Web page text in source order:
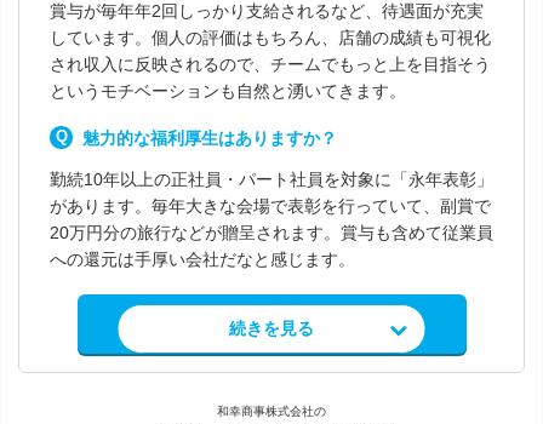
賞与が毎年年2回しっかり支給されるなど、待遇面が充実
しています。個人の評価はもちろん、店舗の成績も可視化
され収入に反映されるので、チームでもっと上を目指そう
というモチベーションも自然と湧いてきます。
魅力的な福利厚生はありますか？
勤続10年以上の正社員・パート社員を対象に「永年表彰」
があります。毎年大きな会場で表彰を行っていて、副賞で
20万円分の旅行などが贈呈されます。賞与も含めて従業員
への還元は手厚い会社だなと感じます。
求人情報を見る
続きを見る
和幸商事株式会社の